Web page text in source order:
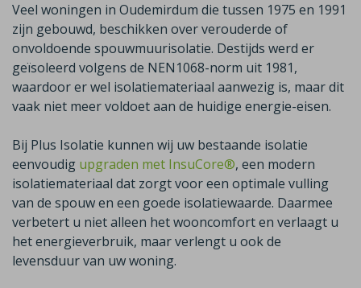
Veel woningen in Oudemirdum die tussen 1975 en 1991
zijn gebouwd, beschikken over verouderde of
onvoldoende spouwmuurisolatie. Destijds werd er
geïsoleerd volgens de NEN1068-norm uit 1981,
waardoor er wel isolatiemateriaal aanwezig is, maar dit
vaak niet meer voldoet aan de huidige energie-eisen.
Bij Plus Isolatie kunnen wij uw bestaande isolatie
eenvoudig upgraden met InsuCore®, een modern
isolatiemateriaal dat zorgt voor een optimale vulling
van de spouw en een goede isolatiewaarde. Daarmee
verbetert u niet alleen het wooncomfort en verlaagt u
het energieverbruik, maar verlengt u ook de
levensduur van uw woning.